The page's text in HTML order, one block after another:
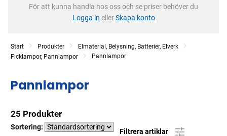
För att kunna handla hos oss och se priser behöver du
Logga in ellerSkapa konto
Start Produkter
Elmaterial, Belysning, Batterier, Elverk
Ficklampor, Pannlampor
Pannlampor
Pannlampor
25 Produkter
Sortering:
Filtrera artiklar